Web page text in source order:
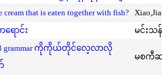
cream that is eaten together with fish?
ရောင်း မင်းသ
grammar ကိုကိုယ်တိုင်လေ့လာလို
မစကီ